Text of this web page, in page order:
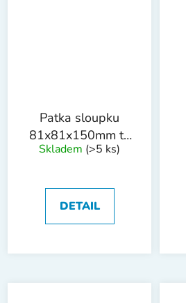
Patka sloupku
81x81x150mm tl.
1.8mm ZN
Skladem (>5 ks)
DETAIL